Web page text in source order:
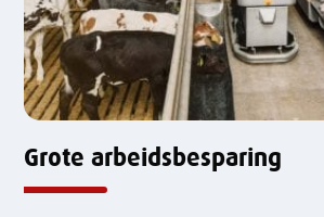
Grote arbeidsbesparing